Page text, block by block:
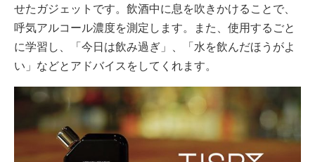
せたガジェットです。飲酒中に息を吹きかけることで、
呼気アルコール濃度を測定します。また、使用するごと
に学習し、「今日は飲み過ぎ」、「水を飲んだほうがよ
い」などとアドバイスをしてくれます。